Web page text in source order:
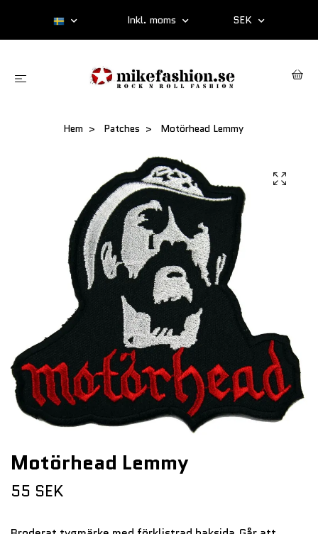
Inkl. moms SEK
Hem Patches Motörhead Lemmy
Motörhead Lemmy
55 SEK